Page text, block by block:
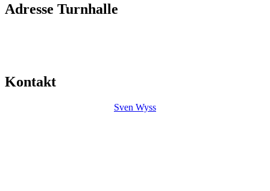
Adresse Turnhalle
Kontakt
Sven Wyss